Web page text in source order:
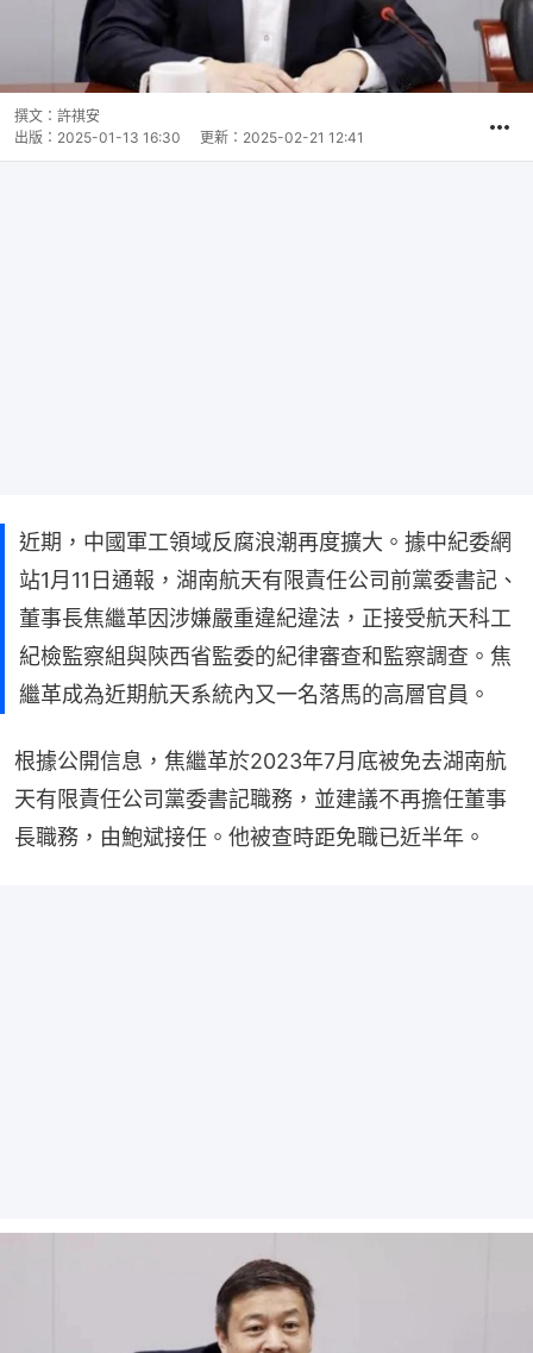
撰文： 許祺安
出版： 2025-01-13 16:30 更新： 2025-02-21 12:41
近期，中國軍工領域反腐浪潮再度擴大。據中紀委網
站1月11日通報，湖南航天有限責任公司前黨委書記、
董事長焦繼革因涉嫌嚴重違紀違法，正接受航天科工
紀檢監察組與陝西省監委的紀律審查和監察調查。焦
繼革成為近期航天系統內又一名落馬的高層官員。
根據公開信息，焦繼革於2023年7月底被免去湖南航
天有限責任公司黨委書記職務，並建議不再擔任董事
長職務，由鮑斌接任。他被查時距免職已近半年。